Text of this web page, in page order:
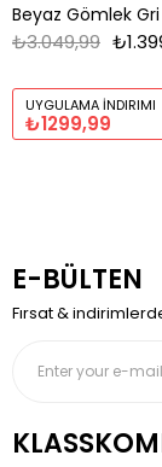
₺3.049,99
UYGULAMA İNDIRIMI
₺1299,99
E-BÜLTEN
Fırsat &